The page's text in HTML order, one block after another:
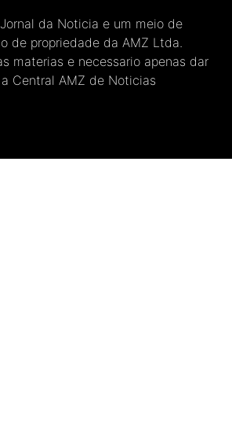
da Noticia e um meio de
de propriedade da AMZ Ltda.
materias e necessario apenas dar
Central AMZ de Noticias